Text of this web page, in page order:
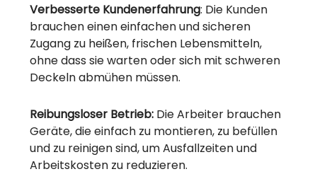
Verbesserte Kundenerfahrung: Die Kunden
brauchen einen einfachen und sicheren
Zugang zu heißen, frischen Lebensmitteln,
ohne dass sie warten oder sich mit schweren
Deckeln abmühen müssen.
Reibungsloser Betrieb: Die Arbeiter brauchen
Geräte, die einfach zu montieren, zu befüllen
und zu reinigen sind, um Ausfallzeiten und
Arbeitskosten zu reduzieren.